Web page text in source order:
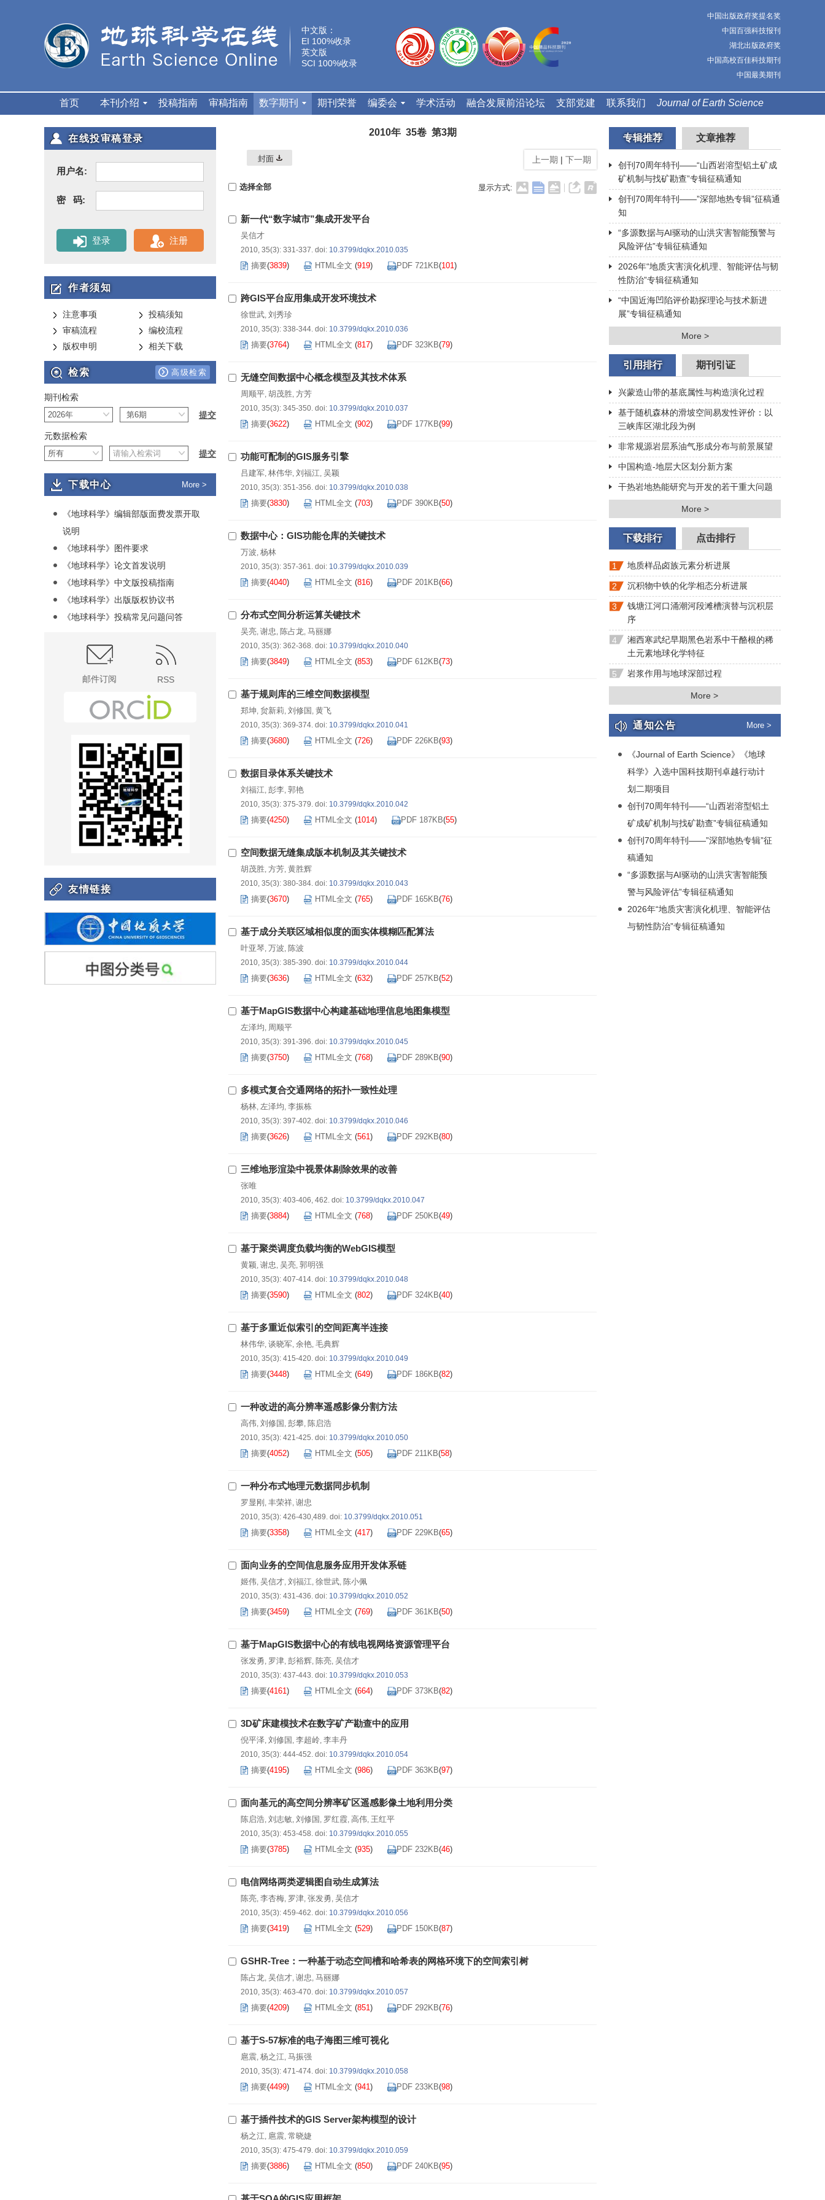
中文版：
EI 100%收录
英文版
SCI 100%收录
中国出版政府奖提名奖
中国百强科技报刊
湖北出版政府奖
中国高校百佳科技期刊
中国最美期刊
首页 本刊介绍 投稿指南 审稿指南 数字期刊 期刊荣誉 编委会 学术活动 融合发展前沿论坛 支部党建 联系我们 Journal of Earth Science
在线投审稿登录
用户名:
密 码:
登录 注册
作者须知
注意事项
审稿流程
版权申明
投稿须知
编校流程
相关下载
检索 高级检索
期刊检索
元数据检索
下载中心 More >
《地球科学》编辑部版面费发票开取
说明
《地球科学》图件要求
《地球科学》论文首发说明
《地球科学》中文版投稿指南
《地球科学》出版版权协议书
《地球科学》投稿常见问题问答
邮件订阅 RSS
友情链接
2010年 35卷 第3期
封面 上一期 | 下一期
选择全部 显示方式:
新一代“数字城市”集成开发平台
吴信才
2010, 35(3): 331-337. doi: 10.3799/dqkx.2010.035
摘要(3839) HTML全文 (919) PDF 721KB(101)
跨GIS平台应用集成开发环境技术
徐世武, 刘秀珍
2010, 35(3): 338-344. doi: 10.3799/dqkx.2010.036
摘要(3764) HTML全文 (817) PDF 323KB(79)
无缝空间数据中心概念模型及其技术体系
周顺平, 胡茂胜, 方芳
2010, 35(3): 345-350. doi: 10.3799/dqkx.2010.037
摘要(3622) HTML全文 (902) PDF 177KB(99)
功能可配制的GIS服务引擎
吕建军, 林伟华, 刘福江, 吴颖
2010, 35(3): 351-356. doi: 10.3799/dqkx.2010.038
摘要(3830) HTML全文 (703) PDF 390KB(50)
数据中心：GIS功能仓库的关键技术
万波, 杨林
2010, 35(3): 357-361. doi: 10.3799/dqkx.2010.039
摘要(4040) HTML全文 (816) PDF 201KB(66)
分布式空间分析运算关键技术
吴亮, 谢忠, 陈占龙, 马丽娜
2010, 35(3): 362-368. doi: 10.3799/dqkx.2010.040
摘要(3849) HTML全文 (853) PDF 612KB(73)
基于规则库的三维空间数据模型
郑坤, 贠新莉, 刘修国 , 黄飞
2010, 35(3): 369-374. doi: 10.3799/dqkx.2010.041
摘要(3680) HTML全文 (726) PDF 226KB(93)
数据目录体系关键技术
刘福江, 彭李, 郭艳
2010, 35(3): 375-379. doi: 10.3799/dqkx.2010.042
摘要(4250) HTML全文 (1014) PDF 187KB(55)
空间数据无缝集成版本机制及其关键技术
胡茂胜, 方芳, 黄胜辉
2010, 35(3): 380-384. doi: 10.3799/dqkx.2010.043
摘要(3670) HTML全文 (765) PDF 165KB(76)
基于成分关联区域相似度的面实体模糊匹配算法
叶亚琴, 万波, 陈波
2010, 35(3): 385-390. doi: 10.3799/dqkx.2010.044
摘要(3636) HTML全文 (632) PDF 257KB(52)
基于MapGIS数据中心构建基础地理信息地图集模型
左泽均, 周顺平
2010, 35(3): 391-396. doi: 10.3799/dqkx.2010.045
摘要(3750) HTML全文 (768) PDF 289KB(90)
多模式复合交通网络的拓扑一致性处理
杨林, 左泽均, 李振栋
2010, 35(3): 397-402. doi: 10.3799/dqkx.2010.046
摘要(3626) HTML全文 (561) PDF 292KB(80)
三维地形渲染中视景体剔除效果的改善
张唯
2010, 35(3): 403-406, 462. doi: 10.3799/dqkx.2010.047
摘要(3884) HTML全文 (768) PDF 250KB(49)
基于聚类调度负载均衡的WebGIS模型
黄颖, 谢忠, 吴亮, 郭明强
2010, 35(3): 407-414. doi: 10.3799/dqkx.2010.048
摘要(3590) HTML全文 (802) PDF 324KB(40)
基于多重近似索引的空间距离半连接
林伟华, 谈晓军, 余艳, 毛典辉
2010, 35(3): 415-420. doi: 10.3799/dqkx.2010.049
摘要(3448) HTML全文 (649) PDF 186KB(82)
一种改进的高分辨率遥感影像分割方法
高伟, 刘修国 , 彭攀, 陈启浩
2010, 35(3): 421-425. doi: 10.3799/dqkx.2010.050
摘要(4052) HTML全文 (505) PDF 211KB(58)
一种分布式地理元数据同步机制
罗显刚 , 丰荣祥, 谢忠
2010, 35(3): 426-430,489. doi: 10.3799/dqkx.2010.051
摘要(3358) HTML全文 (417) PDF 229KB(65)
面向业务的空间信息服务应用开发体系链
姬伟, 吴信才, 刘福江, 徐世武, 陈小佩
2010, 35(3): 431-436. doi: 10.3799/dqkx.2010.052
摘要(3459) HTML全文 (769) PDF 361KB(50)
基于MapGIS数据中心的有线电视网络资源管理平台
张发勇, 罗津, 彭裕辉, 陈亮, 吴信才
2010, 35(3): 437-443. doi: 10.3799/dqkx.2010.053
摘要(4161) HTML全文 (664) PDF 373KB(82)
3D矿床建模技术在数字矿产勘查中的应用
倪平泽, 刘修国 , 李超岭, 李丰丹
2010, 35(3): 444-452. doi: 10.3799/dqkx.2010.054
摘要(4195) HTML全文 (986) PDF 363KB(97)
面向基元的高空间分辨率矿区遥感影像土地利用分类
陈启浩, 刘志敏, 刘修国 , 罗红霞, 高伟, 王红平
2010, 35(3): 453-458. doi: 10.3799/dqkx.2010.055
摘要(3785) HTML全文 (935) PDF 232KB(46)
电信网络两类逻辑图自动生成算法
陈亮, 李杏梅, 罗津, 张发勇, 吴信才
2010, 35(3): 459-462. doi: 10.3799/dqkx.2010.056
摘要(3419) HTML全文 (529) PDF 150KB(87)
GSHR-Tree：一种基于动态空间槽和哈希表的网格环境下的空间索引树
陈占龙, 吴信才, 谢忠, 马丽娜
2010, 35(3): 463-470. doi: 10.3799/dqkx.2010.057
摘要(4209) HTML全文 (851) PDF 292KB(76)
基于S-57标准的电子海图三维可视化
扈震, 杨之江, 马振强
2010, 35(3): 471-474. doi: 10.3799/dqkx.2010.058
摘要(4499) HTML全文 (941) PDF 233KB(98)
基于插件技术的GIS Server架构模型的设计
杨之江, 扈震, 常晓婕
2010, 35(3): 475-479. doi: 10.3799/dqkx.2010.059
摘要(3886) HTML全文 (850) PDF 240KB(95)
专辑推荐 文章推荐
创刊70周年特刊——“山西岩溶型铝土矿成
矿机制与找矿勘查”专辑征稿通知
创刊70周年特刊——”深部地热专辑”征稿通
知
“多源数据与AI驱动的山洪灾害智能预警与
风险评估”专辑征稿通知
2026年“地质灾害演化机理、智能评估与韧
性防治”专辑征稿通知
“中国近海凹陷评价勘探理论与技术新进
展”专辑征稿通知
More >
引用排行 期刊引证
兴蒙造山带的基底属性与构造演化过程
基于随机森林的滑坡空间易发性评价：以
三峡库区湖北段为例
非常规源岩层系油气形成分布与前景展望
中国构造-地层大区划分新方案
干热岩地热能研究与开发的若干重大问题
More >
下载排行 点击排行
1 地质样品卤族元素分析进展
2 沉积物中铁的化学相态分析进展
3
钱塘江河口涌潮河段滩槽演替与沉积层
序
4
湘西寒武纪早期黑色岩系中干酪根的稀
土元素地球化学特征
5 岩浆作用与地球深部过程
More >
通知公告 More >
《Journal of Earth Science》《地球
科学》入选中国科技期刊卓越行动计
划二期项目
创刊70周年特刊——“山西岩溶型铝土
矿成矿机制与找矿勘查”专辑征稿通知
创刊70周年特刊——”深部地热专辑”征
稿通知
“多源数据与AI驱动的山洪灾害智能预
警与风险评估”专辑征稿通知
2026年“地质灾害演化机理、智能评估
与韧性防治”专辑征稿通知